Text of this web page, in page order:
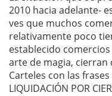
2010 hacia adelante-
ves que muchos
relativamente poco
establecido
arte de magia, cierran
Carteles con las frases
LIQUIDACIÓN POR